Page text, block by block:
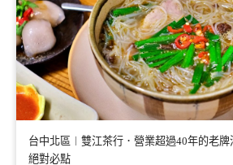
台中北區︱雙江茶行．營業超過40年的老
絕對必點